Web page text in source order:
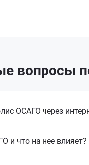
вопросы
ОСАГО через
и что на нее влияет?